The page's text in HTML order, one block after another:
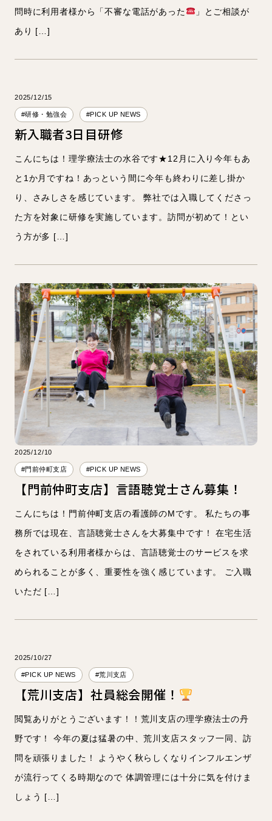
問時に利用者様から「不審な電話があった
」とご相談が
あり […]
2025/12/15
#研修・勉強会 #PICK UP NEWS
新入職者3日目研修
こんにちは！理学療法士の水谷です★12月に入り今年もあ
と1か月ですね！あっという間に今年も終わりに差し掛か
り、さみしさを感じています。 弊社では入職してくださっ
た方を対象に研修を実施しています。訪問が初めて！とい
う方が多 […]
2025/12/10
#門前仲町支店 #PICK UP NEWS
【門前仲町支店】言語聴覚士さん募集！
こんにちは！門前仲町支店の看護師のMです。 私たちの事
務所では現在、言語聴覚士さんを大募集中です！ 在宅生活
をされている利用者様からは、言語聴覚士のサービスを求
められることが多く、重要性を強く感じています。 ご入職
いただ […]
2025/10/27
#PICK UP NEWS #荒川支店
【荒川支店】社員総会開催！
閲覧ありがとうございます！！荒川支店の理学療法士の丹
野です！ 今年の夏は猛暑の中、荒川支店スタッフ一同、訪
問を頑張りました！ ようやく秋らしくなりインフルエンザ
が流行ってくる時期なので 体調管理には十分に気を付けま
しょう […]